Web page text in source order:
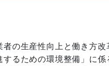
の生産性向上と働き方改
するための環境整備」に